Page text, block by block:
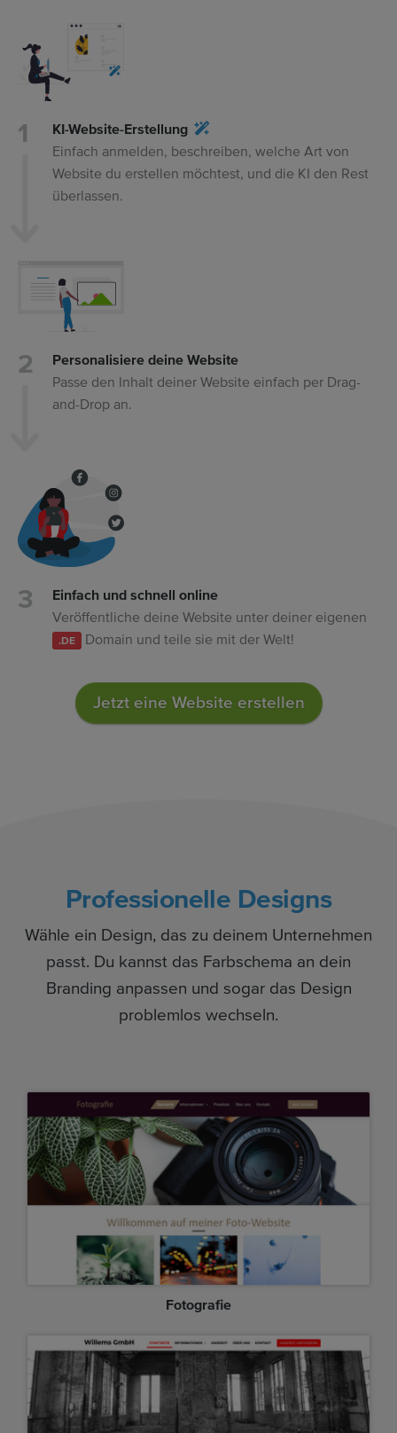
KI-Website-Erstellung
Einfach anmelden, beschreiben, welche Art von
Website du erstellen möchtest, und die KI den Rest
überlassen.
Personalisiere deine Website
Passe den Inhalt deiner Website einfach per Drag-
and-Drop an.
Einfach und schnell online
Veröffentliche deine Website unter deiner eigenen
.DE Domain und teile sie mit der Welt!
Jetzt eine Website erstellen
Professionelle Designs
Wähle ein Design, das zu deinem Unternehmen
passt. Du kannst das Farbschema an dein
Branding anpassen und sogar das Design
problemlos wechseln.
Fotografie